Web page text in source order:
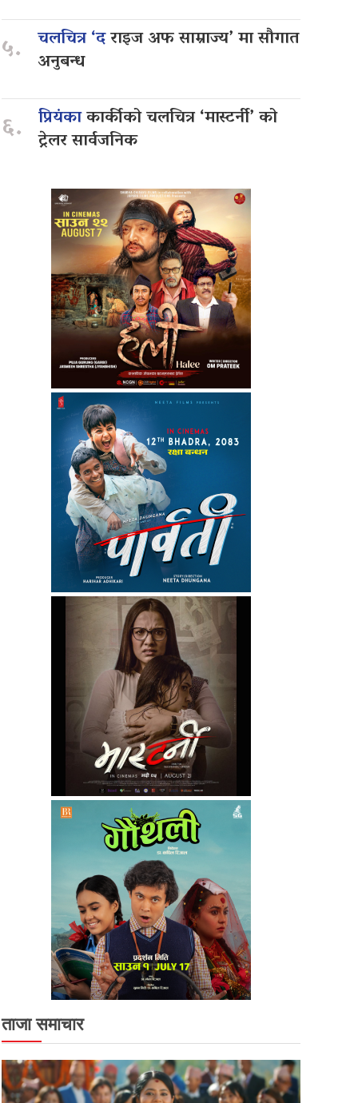
५. चलचित्र ‘दराइज अफ साम्राज्य’ मा सौगात
अनुबन्ध
६. प्रियंकाकार्कीको चलचित्र ‘मास्टर्नी’ को
ट्रेलर सार्वजनिक
ताजा समाचार